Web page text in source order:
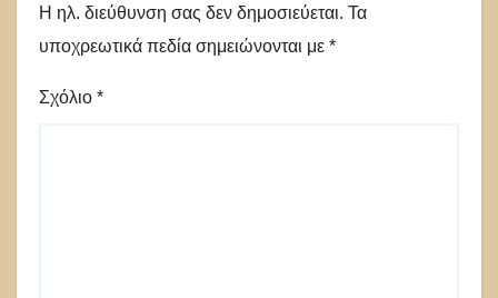
Η ηλ. διεύθυνση σας δεν δημοσιεύεται. Τα
υποχρεωτικά πεδία σημειώνονται με *
Σχόλιο *